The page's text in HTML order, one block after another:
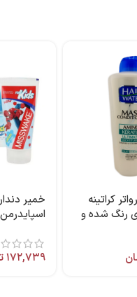
کراتینه
رنگ شده و
خمیر
۱۷۲,۷۳۹